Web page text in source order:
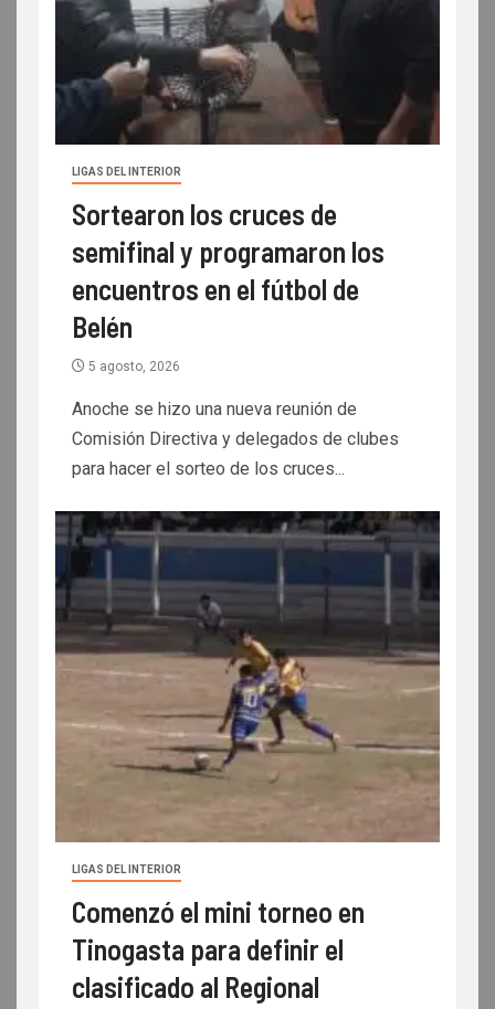
LIGAS DEL INTERIOR
Sortearon los cruces de
semifinal y programaron los
encuentros en el fútbol de
Belén
5 agosto, 2026
Anoche se hizo una nueva reunión de
Comisión Directiva y delegados de clubes
para hacer el sorteo de los cruces...
LIGAS DEL INTERIOR
Comenzó el mini torneo en
Tinogasta para definir el
clasificado al Regional